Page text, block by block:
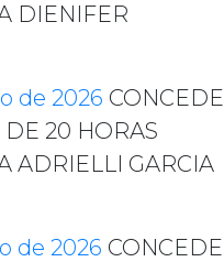
DIENIFER
de 2026 CONCEDE
20 HORAS
ADRIELLI GARCIA
de 2026 CONCEDE